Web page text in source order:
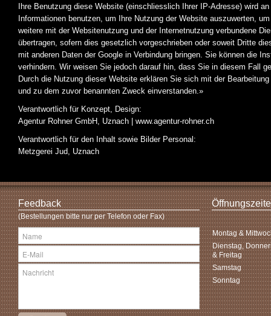
Ihre Benutzung diese Website (einschliesslich Ihrer IP-Adresse) wird
Informationen benutzen, um Ihre Nutzung der Website auszuwerten,
weitere mit der Websitenutzung und der Internetnutzung verbundene
übertragen, sofern dies gesetzlich vorgeschrieben oder soweit Dritte
mit anderen Daten der Google in Verbindung bringen. Sie können die
verhindern. Wir weisen Sie jedoch darauf hin, dass Sie in diesem Fall
Durch die Nutzung dieser Website erklären Sie sich mit der
und zu dem zuvor benannten Zweck einverstanden.»
Verantwortlich für Konzept, Design:
Agentur Rohner GmbH, Uznach | www.agentur-rohner.ch
Verantwortlich für den Inhalt sowie Bilder Personal:
Metzgerei Jud, Uznach
Feedback
(Bestellungen bitte nur per Telefon oder Fax)
Montag &
Dienstag,
& Freitag
Samstag
Sonntag